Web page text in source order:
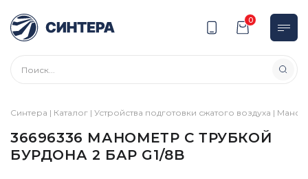
0
Синтера | Каталог | Устройства подготовки сжатого воздуха |
36696336 МАНОМЕТР С ТРУБКОЙ
БУРДОНА 2 БАР G1/8B